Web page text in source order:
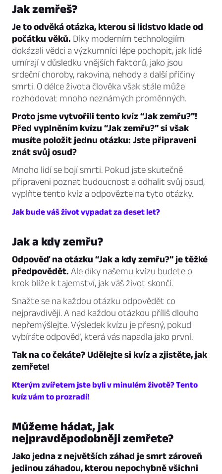
Jak zemřeš?
Je to odvěká otázka, kterou si lidstvo klade od
počátku věků. Díky moderním technologiím
dokázali vědci a výzkumníci lépe pochopit, jak lidé
umírají v důsledku vnějších faktorů, jako jsou
srdeční choroby, rakovina, nehody a další příčiny
smrti. O délce života člověka však stále může
rozhodovat mnoho neznámých proměnných.
Proto jsme vytvořili tento kvíz “Jak zemřu?”!
Před vyplněním kvízu “Jak zemřu?” si však
musíte položit jednu otázku: Jste připraveni
znát svůj osud?
Mnoho lidí se bojí smrti. Pokud jste skutečně
připraveni poznat budoucnost a odhalit svůj osud,
vyplňte tento kvíz a odpovězte na tyto otázky.
Jak bude váš život vypadat za deset let?
Jak a kdy zemřu?
Odpověď na otázku “Jak a kdy zemřu?” je těžké
předpovědět. Ale díky našemu kvízu budete o
krok blíže k tajemství, jak váš život skončí.
Snažte se na každou otázku odpovědět co
nejpravdivěji. A nad každou otázkou příliš dlouho
nepřemýšlejte. Výsledek kvízu je přesný, pokud
vybíráte odpověď, která vás napadla jako první.
Tak na co čekáte? Udělejte si kvíz a zjistěte, jak
zemřete!
Kterým zvířetem jste byli v minulém životě? Tento
kvíz vám to prozradí!
Můžeme hádat, jak
nejpravděpodobněji zemřete?
Jako jedna z největších záhad je smrt zároveň
jedinou záhadou, kterou nepochybně všichni